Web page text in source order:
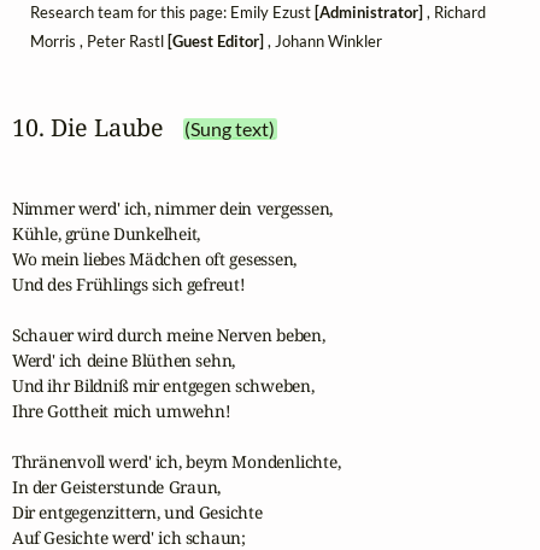
Research team for this page: Emily Ezust [Administrator] , Richard
Morris , Peter Rastl [Guest Editor] , Johann Winkler
10. Die Laube (Sung text)
Nimmer werd' ich, nimmer dein vergessen,
Kühle, grüne Dunkelheit,
Wo mein liebes Mädchen oft gesessen,
Und des Frühlings sich gefreut!
Schauer wird durch meine Nerven beben,
Werd' ich deine Blüthen sehn,
Und ihr Bildniß mir entgegen schweben,
Ihre Gottheit mich umwehn!
Thränenvoll werd' ich, beym Mondenlichte,
In der Geisterstunde Graun,
Dir entgegenzittern, und Gesichte
Auf Gesichte werd' ich schaun;